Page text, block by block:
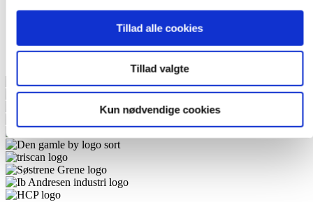
Tillad alle cookies
Tillad valgte
Kun nødvendige cookies
Vi er stolte af vores arbejde og det vores kunder mener om os.